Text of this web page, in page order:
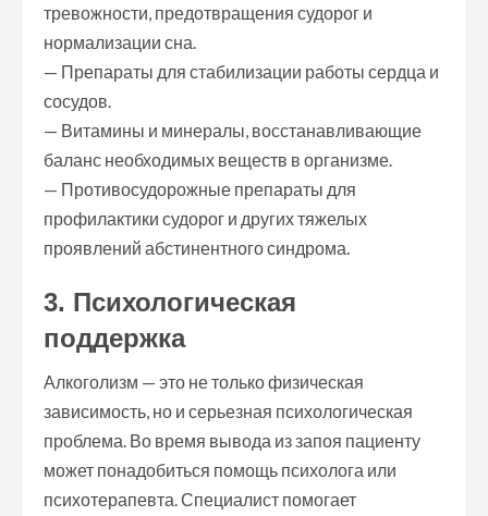
тревожности, предотвращения судорог и
нормализации сна.
— Препараты для стабилизации работы сердца и
сосудов.
— Витамины и минералы, восстанавливающие
баланс необходимых веществ в организме.
— Противосудорожные препараты для
профилактики судорог и других тяжелых
проявлений абстинентного синдрома.
3. Психологическая
поддержка
Алкоголизм — это не только физическая
зависимость, но и серьезная психологическая
проблема. Во время вывода из запоя пациенту
может понадобиться помощь психолога или
психотерапевта. Специалист помогает